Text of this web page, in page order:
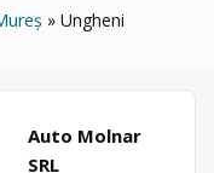
Ungheni
Auto Molnar
SRL